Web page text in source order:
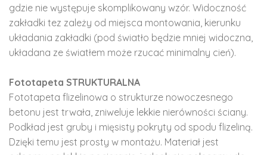
gdzie nie występuje skomplikowany wzór. Widoczność
zakładki tez zależy od miejsca montowania, kierunku
układania zakładki (pod światło będzie mniej widoczna,
układana ze światłem może rzucać minimalny cień).
Fototapeta STRUKTURALNA
Fototapeta flizelinowa o strukturze nowoczesnego
betonu jest trwała, zniweluje lekkie nierówności ściany.
Podkład jest gruby i mięsisty pokryty od spodu flizeliną.
Dzięki temu jest prosty w montażu. Materiał jest